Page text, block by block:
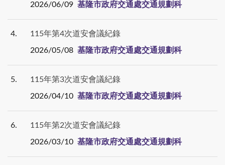
2026/06/09 基隆市政府交通處交通規劃科
4 115年第4次道安會議紀錄
2026/05/08 基隆市政府交通處交通規劃科
5 115年第3次道安會議紀錄
2026/04/10 基隆市政府交通處交通規劃科
6 115年第2次道安會議紀錄
2026/03/10 基隆市政府交通處交通規劃科